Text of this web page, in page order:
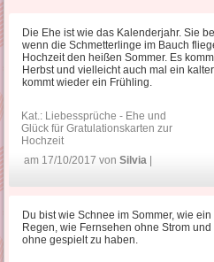
Die Ehe ist wie das Kalenderjahr. Sie
wenn die Schmetterlinge im Bauch
Hochzeit den heißen Sommer. Es
Herbst und vielleicht auch mal ein
kommt wieder ein Frühling.
Kat.: Liebessprüche - Ehe und
Glück für Gratulationskarten zur
Hochzeit
am 17/10/2017 vonSilvia
Du bist wie Schnee im Sommer, wie
Regen, wie Fernsehen ohne Strom
ohne gespielt zu haben.